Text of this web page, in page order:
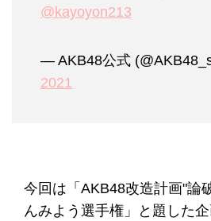
@kayoyon213
— AKB48公式
2021
今回は「AKB48改造計画"論
んみよう選手権」と題した企